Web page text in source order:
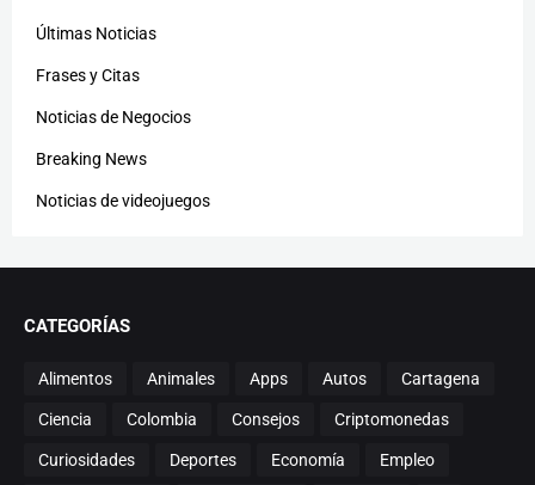
Últimas Noticias
Frases y Citas
Noticias de Negocios
Breaking News
Noticias de videojuegos
CATEGORÍAS
Alimentos Animales Apps Autos Cartagena
Ciencia Colombia Consejos Criptomonedas
Curiosidades Deportes Economía Empleo